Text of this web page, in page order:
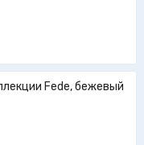
Fede, бежевый